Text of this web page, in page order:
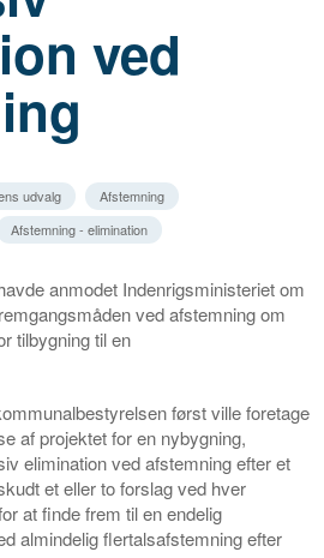
ved
udvalg
Afstemning
Afstemning - elimination
anmodet Indenrigsministeriet om
ved afstemning om
tilbygning til en
først ville foretage
af projektet for en nybygning,
elimination ved afstemning efter et
et eller to forslag ved hver
at finde frem til en endelig
almindelig flertalsafstemning efter